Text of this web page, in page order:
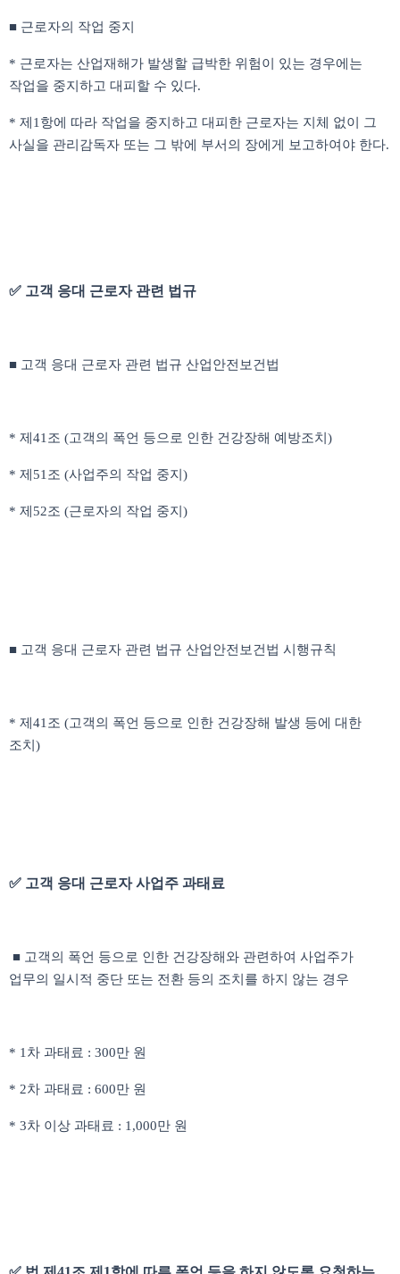
■ 근로자의 작업 중지
* 근로자는 산업재해가 발생할 급박한 위험이 있는 경우에는
작업을 중지하고 대피할 수 있다.
* 제1항에 따라 작업을 중지하고 대피한 근로자는 지체 없이 그
사실을 관리감독자 또는 그 밖에 부서의 장에게 보고하여야 한다.
✅ 고객 응대 근로자 관련 법규
■ 고객 응대 근로자 관련 법규 산업안전보건법
* 제41조 (고객의 폭언 등으로 인한 건강장해 예방조치)
* 제51조 (사업주의 작업 중지)
* 제52조 (근로자의 작업 중지)
■ 고객 응대 근로자 관련 법규 산업안전보건법 시행규칙
* 제41조 (고객의 폭언 등으로 인한 건강장해 발생 등에 대한
조치)
✅ 고객 응대 근로자 사업주 과태료
■ 고객의 폭언 등으로 인한 건강장해와 관련하여 사업주가
업무의 일시적 중단 또는 전환 등의 조치를 하지 않는 경우
* 1차 과태료 : 300만 원
* 2차 과태료 : 600만 원
* 3차 이상 과태료 : 1,000만 원